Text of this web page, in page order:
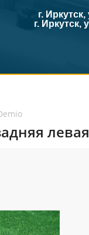
г.
г. Иркутск,